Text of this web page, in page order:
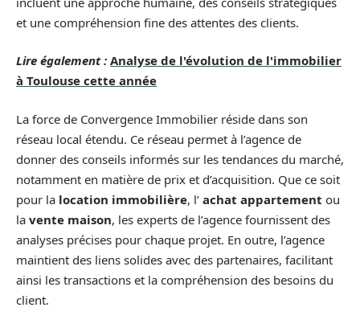
et une compréhension fine des attentes des clients.
Lire également : Analyse de l'évolution de l'immobilier
à Toulouse cette année
La force de Convergence Immobilier réside dans son
réseau local étendu. Ce réseau permet à l’agence de
donner des conseils informés sur les tendances du marché,
notamment en matière de prix et d’acquisition. Que ce soit
pour la location immobilière, l’ achat appartement ou
la vente maison, les experts de l’agence fournissent des
analyses précises pour chaque projet. En outre, l’agence
maintient des liens solides avec des partenaires, facilitant
ainsi les transactions et la compréhension des besoins du
client.